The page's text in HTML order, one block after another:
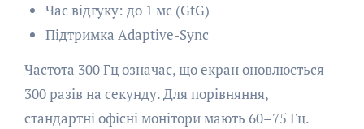
Час відгуку: до 1 мс (GtG)
Підтримка Adaptive-Sync
Частота 300 Гц означає, що екран оновлюється
300 разів на секунду. Для порівняння,
стандартні офісні монітори мають 60–75 Гц.